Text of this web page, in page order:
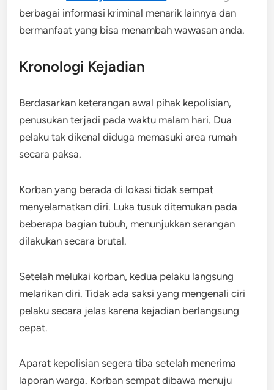
berbagai informasi kriminal menarik lainnya dan
bermanfaat yang bisa menambah wawasan anda.
Kronologi Kejadian
Berdasarkan keterangan awal pihak kepolisian,
penusukan terjadi pada waktu malam hari. Dua
pelaku tak dikenal diduga memasuki area rumah
secara paksa.
Korban yang berada di lokasi tidak sempat
menyelamatkan diri. Luka tusuk ditemukan pada
beberapa bagian tubuh, menunjukkan serangan
dilakukan secara brutal.
Setelah melukai korban, kedua pelaku langsung
melarikan diri. Tidak ada saksi yang mengenali ciri
pelaku secara jelas karena kejadian berlangsung
cepat.
Aparat kepolisian segera tiba setelah menerima
laporan warga. Korban sempat dibawa menuju